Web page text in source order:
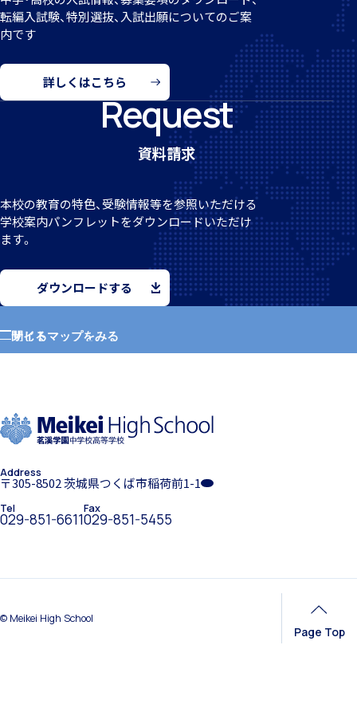
転編入試験、特別選抜、入試出願についてのご案
内です
詳しくはこちら
Request
資料請求
本校の教育の特色、受験情報等を参照いただける
学校案内パンフレットをダウンロードいただけ
ます。
ダウンロードする
サイトマップをみる
閉じる
学校長挨拶
Address
〒305-8502 茨城県つくば市稲荷前1-1
Tel
029-851-6611
Fax
029-851-5455
© Meikei High School
Page Top
キャンプ
クラブ活動
国際教育